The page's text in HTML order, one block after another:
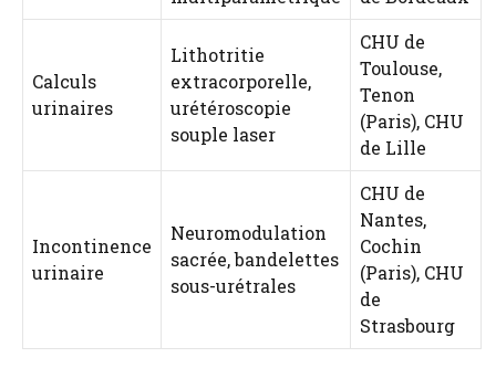
Calculs
urinaires
Lithotritie
extracorporelle,
urétéroscopie
souple laser
CHU de
Toulouse,
Tenon
(Paris), CHU
de Lille
Incontinence
urinaire
Neuromodulation
sacrée, bandelettes
sous-urétrales
CHU de
Nantes,
Cochin
(Paris), CHU
de
Strasbourg